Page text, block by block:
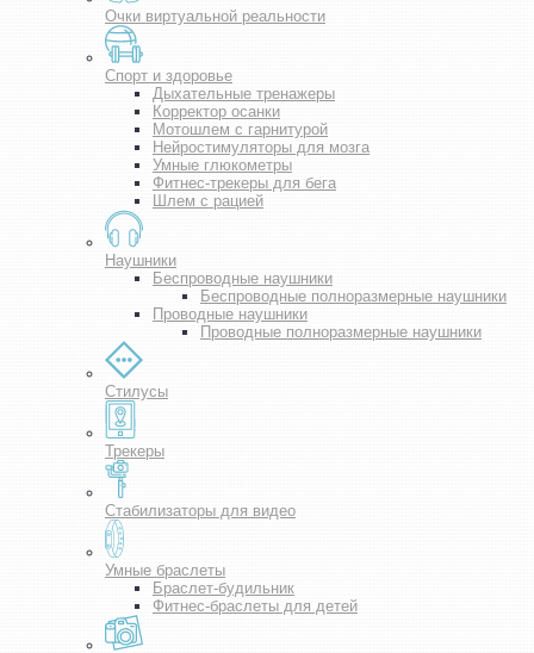
Очки виртуальной реальности
Спорт и здоровье
Дыхательные тренажеры
Корректор осанки
Мотошлем с гарнитурой
Нейростимуляторы для мозга
Умные глюкометры
Фитнес-трекеры для бега
Шлем с рацией
Наушники
Беспроводные наушники
Беспроводные полноразмерные наушники
Проводные наушники
Проводные полноразмерные наушники
Стилусы
Трекеры
Стабилизаторы для видео
Умные браслеты
Браслет-будильник
Фитнес-браслеты для детей